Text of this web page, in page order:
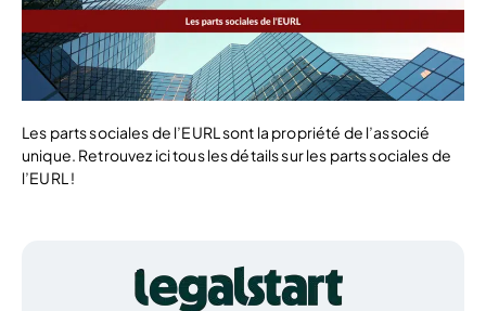
Les parts sociales de l’EURL sont la propriété de l’associé
unique. Retrouvez ici tous les détails sur les parts sociales de
l’EURL !